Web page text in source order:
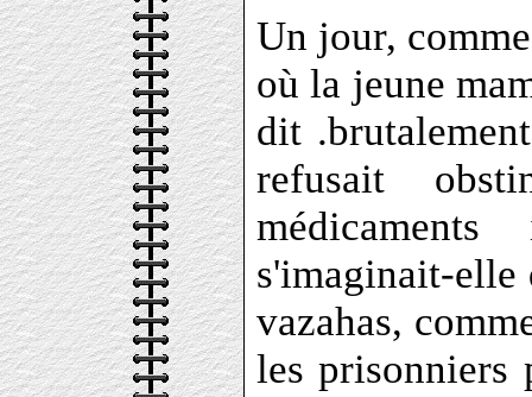
Un jour,
où la jeune
dit
refusait
médicaments
s'imaginait-elle
vazahas,
les prisonniers